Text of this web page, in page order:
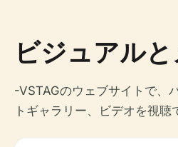
ビジュアル
-VSTAGのウェブサイトで、
トギャラリー、ビデオを視聴